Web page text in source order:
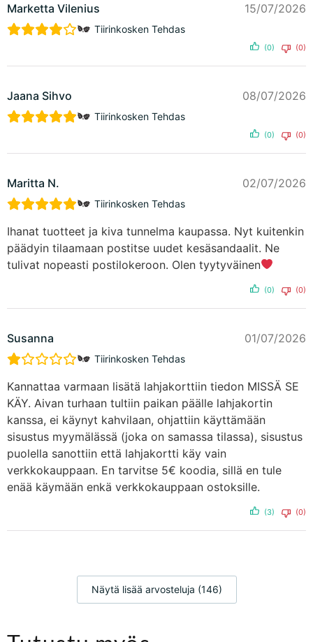
Marketta Vilenius 15/07/2026
Tiirinkosken Tehdas
(0) (0)
Jaana Sihvo 08/07/2026
Tiirinkosken Tehdas
(0) (0)
Maritta N. 02/07/2026
Tiirinkosken Tehdas
Ihanat tuotteet ja kiva tunnelma kaupassa. Nyt kuitenkin
päädyin tilaamaan postitse uudet kesäsandaalit. Ne
tulivat nopeasti postilokeroon. Olen tyytyväinen
(0) (0)
Susanna 01/07/2026
Tiirinkosken Tehdas
Kannattaa varmaan lisätä lahjakorttiin tiedon MISSÄ SE
KÄY. Aivan turhaan tultiin paikan päälle lahjakortin
kanssa, ei käynyt kahvilaan, ohjattiin käyttämään
sisustus myymälässä (joka on samassa tilassa), sisustus
puolella sanottiin että lahjakortti käy vain
verkkokauppaan. En tarvitse 5€ koodia, sillä en tule
enää käymään enkä verkkokauppaan ostoksille.
(3) (0)
Näytä lisää arvosteluja (146)